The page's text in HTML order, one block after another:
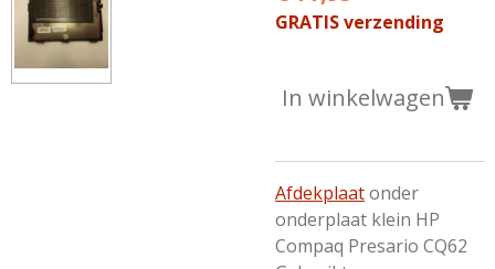
GRATIS verzending
In winkelwagen
Afdekplaatonder
onderplaat klein HP
Compaq Presario CQ62